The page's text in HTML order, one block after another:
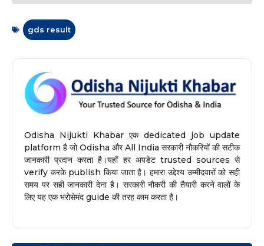
gds result
Odisha Nijukti Khabar एक dedicated job update
platform है जो Odisha और All India सरकारी नौकरियों की सटीक
जानकारी प्रदान करता है।यहाँ हर अपडेट trusted sources से
verify करके publish किया जाता है। हमारा उद्देश्य उम्मीदवारों को सही
समय पर सही जानकारी देना है। सरकारी नौकरी की तैयारी करने वालों के
लिए यह एक भरोसेमंद guide की तरह काम करता है।